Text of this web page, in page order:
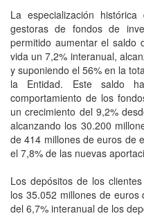
La especialización
gestoras de fondos de
permitido aumentar el saldo
vida un 7,2% interanual,
y suponiendo el 56% en la
la Entidad. Este saldo
comportamiento de los
un crecimiento del 9,2%
alcanzando los 30.200
de 414 millones de euros de
el 7,8% de las nuevas
Los depósitos de los
los 35.052 millones de
del 6,7% interanual de los